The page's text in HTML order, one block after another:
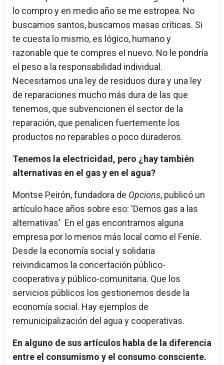
lo compro y en medio año se me estropea. No
buscamos santos, buscamos masas críticas. Si
te cuesta lo mismo, es lógico, humano y
razonable que te compres el nuevo. No le pondría
el peso a la responsabilidad individual.
Necesitamos una ley de residuos dura y una ley
de reparaciones mucho más dura de las que
tenemos, que subvencionen el sector de la
reparación, que penalicen fuertemente los
productos no reparables o poco duraderos.
Tenemos la electricidad, pero ¿hay también
alternativas en el gas y en el agua?
Montse Peirón, fundadora de Opcions, publicó un
artículo hace años sobre eso: 'Demos gas a las
alternativas' En el gas encontramos alguna
empresa por lo menos más local como el Feníe.
Desde la economía social y solidaria
reivindicamos la concertación público-
cooperativa y público-comunitaria. Que los
servicios públicos los gestionemos desde la
economía social. Hay ejemplos de
remunicipalización del agua y cooperativas.
En alguno de sus artículos habla de la diferencia
entre el consumismo y el consumo consciente.